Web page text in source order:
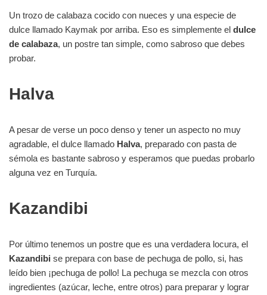
Un trozo de calabaza cocido con nueces y una especie de
dulce llamado Kaymak por arriba. Eso es simplemente el dulce
de calabaza, un postre tan simple, como sabroso que debes
probar.
Halva
A pesar de verse un poco denso y tener un aspecto no muy
agradable, el dulce llamado Halva, preparado con pasta de
sémola es bastante sabroso y esperamos que puedas probarlo
alguna vez en Turquía.
Kazandibi
Por último tenemos un postre que es una verdadera locura, el
Kazandibi se prepara con base de pechuga de pollo, si, has
leído bien ¡pechuga de pollo! La pechuga se mezcla con otros
ingredientes (azúcar, leche, entre otros) para preparar y lograr